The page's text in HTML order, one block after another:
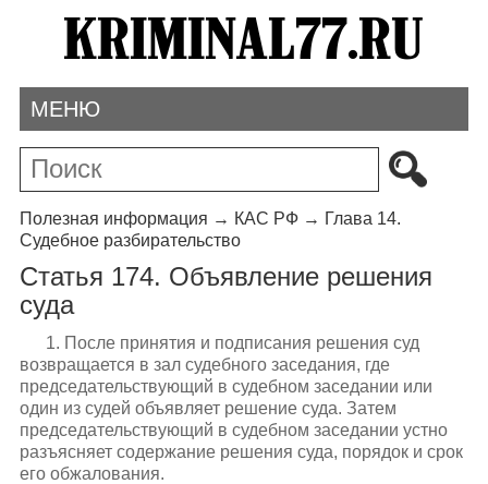
МЕНЮ
Полезная информация → КАС РФ→ Глава 14.
Судебное разбирательство
Статья 174. Объявление решения
суда
1. После принятия и подписания решения суд
возвращается в зал судебного заседания, где
председательствующий в судебном заседании или
один из судей объявляет решение суда. Затем
председательствующий в судебном заседании устно
разъясняет содержание решения суда, порядок и срок
его обжалования.